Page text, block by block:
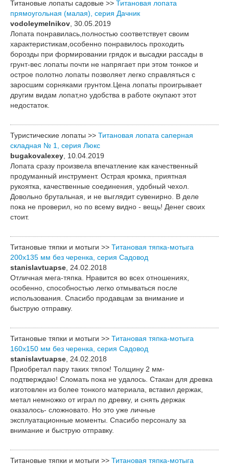
Титановые лопаты садовые >> Титановая лопата
прямоугольная (малая), серия Дачник
vodoleymelnikov , 30.05.2019
Лопата понравилась,полностью соответствует своим
характеристикам,особенно понравилось проходить
борозды при формировании грядок и высадки рассады в
грунт-вес лопаты почти не напрягает при этом тонкое и
острое полотно лопаты позволяет легко справляться с
заросшим сорняками грунтом.Цена лопаты проигрывает
другим видам лопат,но удобства в работе окупают этот
недостаток.
Туристические лопаты >> Титановая лопата саперная
складная № 1, серия Люкс
bugakovalexey , 10.04.2019
Лопата сразу произвела впечатление как качественный
продуманный инструмент. Острая кромка, приятная
рукоятка, качественные соединения, удобный чехол.
Довольно брутальная, и не выглядит сувенирно. В деле
пока не проверил, но по всему видно - вещь! Денег своих
стоит.
Титановые тяпки и мотыги >> Титановая тяпка-мотыга
200х135 мм без черенка, серия Садовод
stanislavtuapse , 24.02.2018
Отличная мега-тяпка. Нравится во всех отношениях,
особенно, способностью легко отмываться после
использования. Спасибо продавцам за внимание и
быструю отправку.
Титановые тяпки и мотыги >> Титановая тяпка-мотыга
160х150 мм без черенка, серия Садовод
stanislavtuapse , 24.02.2018
Приобретал пару таких тяпок! Толщину 2 мм-
подтверждаю! Сломать пока не удалось. Стакан для древка
изготовлен из более тонкого материала, вставил держак,
метал немножко от играл по древку, и снять держак
оказалось- сложновато. Но это уже личные
эксплуатационные моменты. Спасибо персоналу за
внимание и быструю отправку.
Титановые тяпки и мотыги >> Титановая тяпка-мотыга